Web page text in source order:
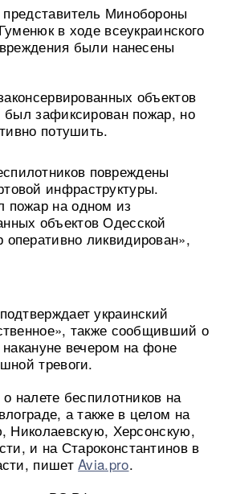
представитель Минобороны
в ходе всеукраинского
были нанесены
объектов
зафиксирован пожар, но
потушить.
повреждены
инфраструктуры.
пожар на одном из
объектов Одесской
ликвидирован»,
украинский
также сообщивший о
вечером на фоне
тревоги.
налете беспилотников на
а также в целом на
Николаевскую, Херсонскую,
и на Староконстантинов в
пишетAvia.pro.